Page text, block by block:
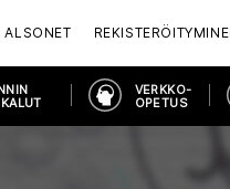
ALSONET
VERKKO-
OPETUS